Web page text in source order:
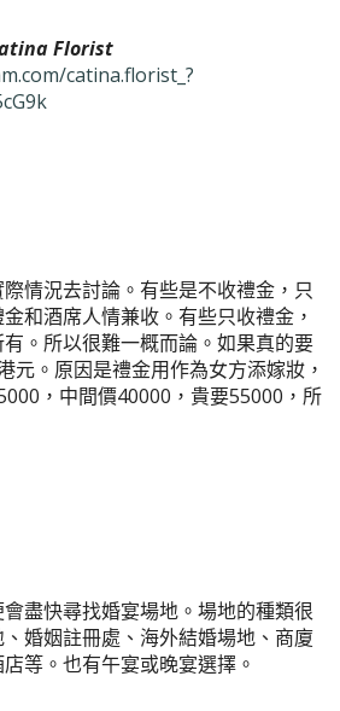
Florist
catina.florist_?
情況去討論。有些是不收禮金，只
和酒席人情兼收。有些只收禮金，
。所以很難一概而論。如果真的要
元。原因是禮金用作為女方添嫁妝，
，中間價40000，貴要55000，所
盡快尋找婚宴場地。場地的種類很
婚姻註冊處、海外結婚場地、商廈
等。也有午宴或晚宴選擇。